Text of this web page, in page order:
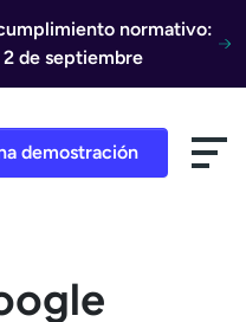
normativo:
de septiembre
demostración